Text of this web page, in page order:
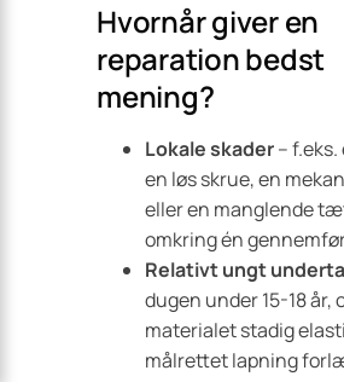
Hvornår giver en
reparation bedst
mening?
Lokale skader–
en løs skrue, en
eller en manglende
omkring én
Relativt ungt
dugen under 15-18 år,
materialet stadig
målrettet lapning